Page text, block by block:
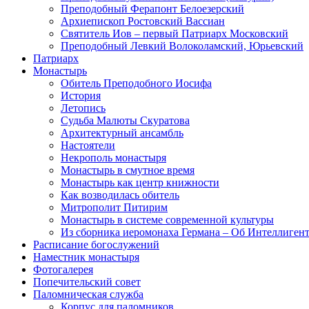
Преподобный Ферапонт Белоезерский
Архиепископ Ростовский Вассиан
Святитель Иов – первый Патриарх Московский
Преподобный Левкий Волоколамский, Юрьевский
Патриарх
Монастырь
Обитель Преподобного Иосифа
История
Летопись
Судьба Малюты Скуратова
Архитектурный ансамбль
Настоятели
Некрополь монастыря
Монастырь в смутное время
Монастырь как центр книжности
Как возводилась обитель
Митрополит Питирим
Монастырь в системе современной культуры
Из сборника иеромонаха Германа – Об
Расписание богослужений
Наместник монастыря
Фотогалерея
Попечительский совет
Паломническая служба
Корпус для паломников